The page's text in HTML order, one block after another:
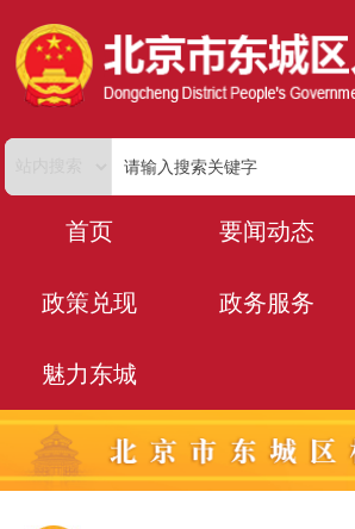
首页 要闻动态
政策兑现 政务服务
魅力东城